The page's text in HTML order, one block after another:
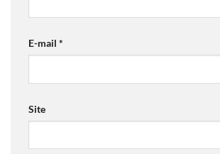
E-mail *
Site